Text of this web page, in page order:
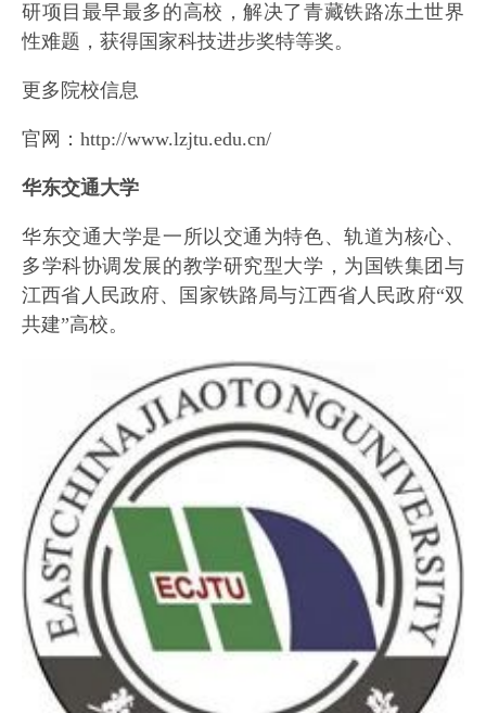
研项目最早最多的高校，解决了青藏铁路冻土世界
性难题，获得国家科技进步奖特等奖。
更多院校信息
官网：http://www.lzjtu.edu.cn/
华东交通大学
华东交通大学是一所以交通为特色、轨道为核心、
多学科协调发展的教学研究型大学，为国铁集团与
江西省人民政府、国家铁路局与江西省人民政府“双
共建”高校。